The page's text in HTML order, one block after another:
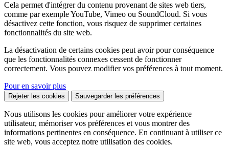
Cela permet d'intégrer du contenu provenant de sites web tiers,
comme par exemple YouTube, Vimeo ou SoundCloud. Si vous
désactivez cette fonction, vous risquez de supprimer certaines
fonctionnalités du site web.
La désactivation de certains cookies peut avoir pour conséquence
que les fonctionnalités connexes cessent de fonctionner
correctement. Vous pouvez modifier vos préférences à tout moment.
Pour en savoir plus
Rejeter les cookies Sauvegarder les préférences
Nous utilisons les cookies pour améliorer votre expérience
utilisateur, mémoriser vos préférences et vous montrer des
informations pertinentes en conséquence. En continuant à utiliser ce
site web, vous acceptez notre utilisation des cookies.